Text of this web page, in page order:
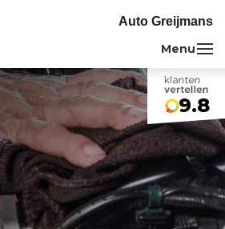
Auto Greijmans
9.8